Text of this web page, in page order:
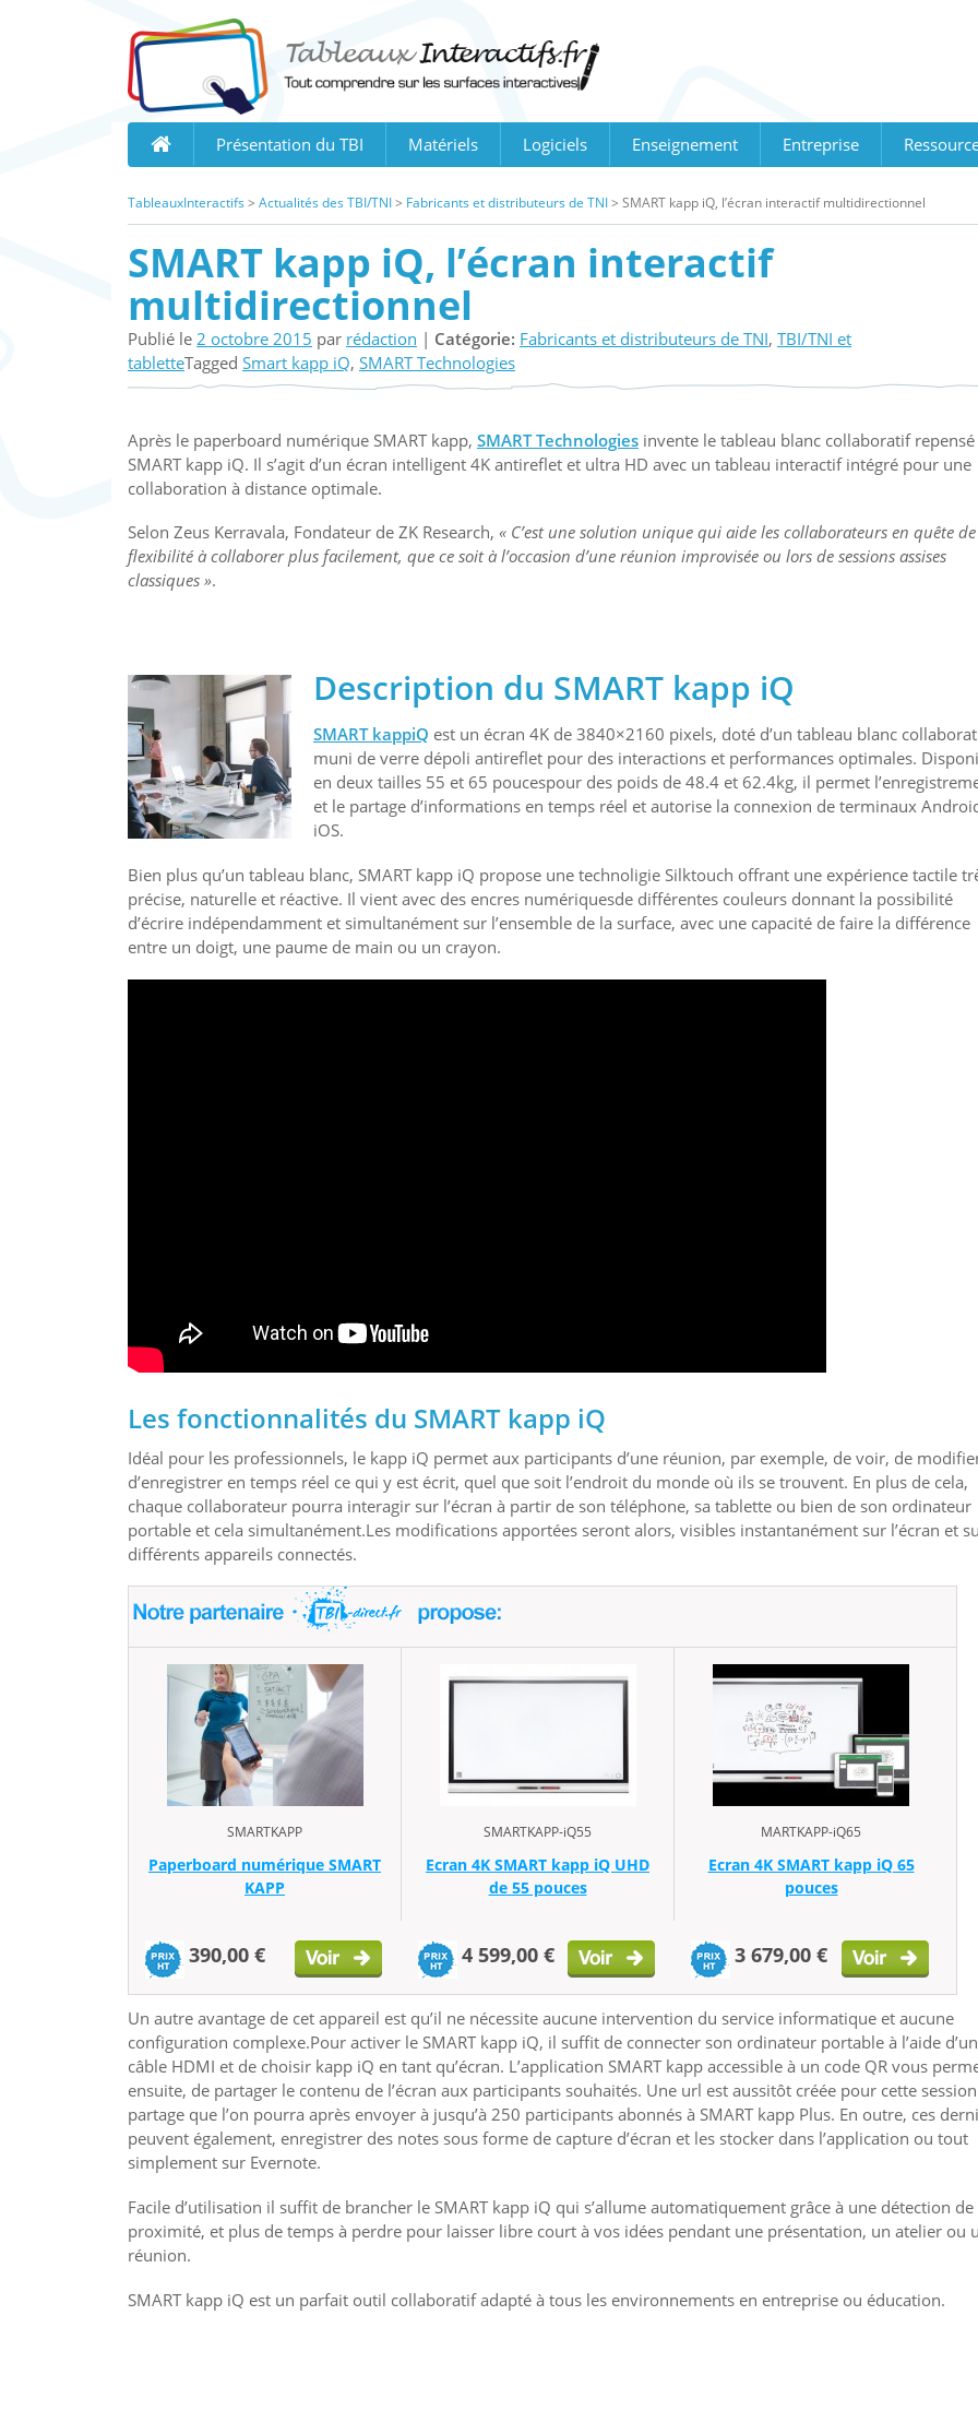
Présentation du TBI Matériels Logiciels Enseignement Entreprise
TableauxInteractifs > Actualités des TBI/TNI> Fabricants et distributeurs de TNI> SMART kapp iQ, l’écran interactif multidirectionnel
SMART kapp iQ, l’écran interactif
multidirectionnel
Publié le 2 octobre 2015 par rédaction | Catégorie: Fabricants et distributeurs de TNI, TBI/TNI et
tabletteTagged Smart kapp iQ, SMART Technologies
Après le paperboard numérique SMART kapp, SMART Technologies invente le tableau blanc collaboratif repensé
SMART kapp iQ. Il s’agit d’un écran intelligent 4K antireflet et ultra HD avec un tableau interactif intégré pour une
collaboration à distance optimale.
Selon Zeus Kerravala, Fondateur de ZK Research, « C’est une solution unique qui aide les collaborateurs en quête de
flexibilité à collaborer plus facilement, que ce soit à l’occasion d’une réunion improvisée ou lors de sessions assises
classiques ».
Description du SMART kapp iQ
SMART kappiQ est un écran 4K de 3840×2160 pixels, doté d’un tableau blanc
muni de verre dépoli antireflet pour des interactions et performances optimales.
en deux tailles 55 et 65 poucespour des poids de 48.4 et 62.4kg, il permet
et le partage d’informations en temps réel et autorise la connexion de terminaux
iOS.
Bien plus qu’un tableau blanc, SMART kapp iQ propose une technoligie Silktouch offrant une expérience tactile
précise, naturelle et réactive. Il vient avec des encres numériquesde différentes couleurs donnant la possibilité
d’écrire indépendamment et simultanément sur l’ensemble de la surface, avec une capacité de faire la différence
entre un doigt, une paume de main ou un crayon.
Les fonctionnalités du SMART kapp iQ
Idéal pour les professionnels, le kapp iQ permet aux participants d’une réunion, par exemple, de voir, de
d’enregistrer en temps réel ce qui y est écrit, quel que soit l’endroit du monde où ils se trouvent. En plus de cela,
chaque collaborateur pourra interagir sur l’écran à partir de son téléphone, sa tablette ou bien de son ordinateur
portable et cela simultanément.Les modifications apportées seront alors, visibles instantanément sur l’écran et
différents appareils connectés.
SMARTKAPP
Paperboard numérique SMART
KAPP
390,00 €
SMARTKAPP-iQ55
Ecran 4K SMART kapp iQ UHD
de 55 pouces
4 599,00 €
MARTKAPP-iQ65
Ecran 4K SMART kapp iQ 65
pouces
3 679,00 €
Un autre avantage de cet appareil est qu’il ne nécessite aucune intervention du service informatique et aucune
configuration complexe.Pour activer le SMART kapp iQ, il suffit de connecter son ordinateur portable à l’aide d’un
câble HDMI et de choisir kapp iQ en tant qu’écran. L’application SMART kapp accessible à un code QR vous
ensuite, de partager le contenu de l’écran aux participants souhaités. Une url est aussitôt créée pour cette
partage que l’on pourra après envoyer à jusqu’à 250 participants abonnés à SMART kapp Plus. En outre, ces
peuvent également, enregistrer des notes sous forme de capture d’écran et les stocker dans l’application ou tout
simplement sur Evernote.
Facile d’utilisation il suffit de brancher le SMART kapp iQ qui s’allume automatiquement grâce à une détection de
proximité, et plus de temps à perdre pour laisser libre court à vos idées pendant une présentation, un atelier ou
réunion.
SMART kapp iQ est un parfait outil collaboratif adapté à tous les environnements en entreprise ou éducation.